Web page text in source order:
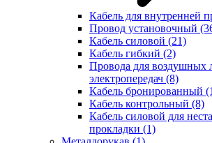
Кабель для внутренней
Провод установочный
Кабель силовой (21)
Кабель гибкий (2)
Провода для воздушных
электропередач (8)
Кабель бронированный
Кабель контрольный (8)
Кабель силовой для
прокладки (1)